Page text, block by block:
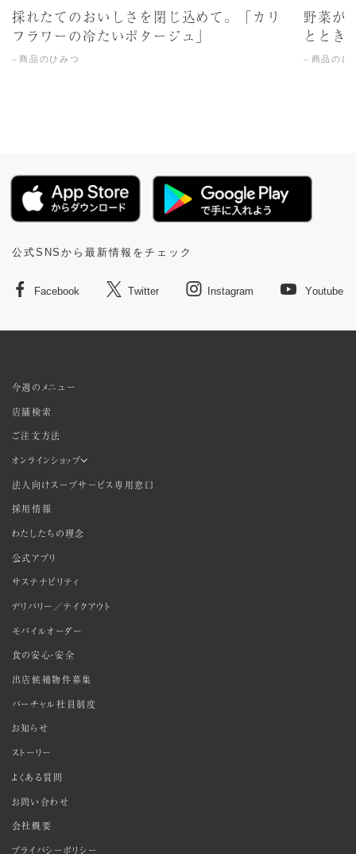
採れたてのおいしさを閉じ込めて。「カリ
フラワーの冷たいポタージュ」
商品のひみつ
野菜が
ととき
商品のひ
公式SNSから最新情報をチェック
Facebook Twitter Instagram Youtube
今週のメニュー
店舗検索
ご注文方法
オンラインショップ
法人向けスープサービス専用窓口
採用情報
わたしたちの理念
公式アプリ
サステナビリティ
デリバリー／テイクアウト
モバイルオーダー
食の安心・安全
出店候補物件募集
バーチャル社員制度
お知らせ
ストーリー
よくある質問
お問い合わせ
会社概要
プライバシーポリシー